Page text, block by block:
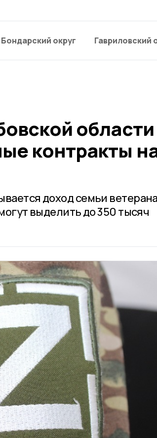
Бондарский округ Гавриловский
области
контракты
доход семьи ветерана
выделить до 350 тысяч